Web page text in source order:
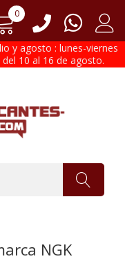
0
y agosto : lunes-viernes
10 al 16 de agosto.
NGK